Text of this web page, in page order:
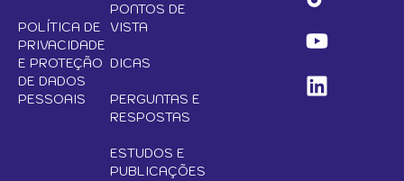
POLÍTICA DE
PRIVACIDADE
E PROTEÇÃO
DE DADOS
PESSOAIS
PONTOS DE
VISTA
DICAS
PERGUNTAS E
RESPOSTAS
ESTUDOS E
PUBLICAÇÕES